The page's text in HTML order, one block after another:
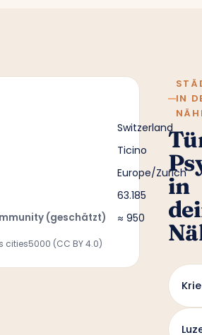
Switzerland
Ticino
Europe/Zurich
63.185
(geschätzt) ≈ 950
cities5000 (CC BY 4.0)
IN
in